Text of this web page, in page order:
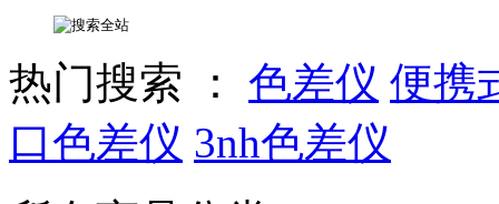
热门搜索 ： 色差仪 便携
口色差仪 3nh色差仪